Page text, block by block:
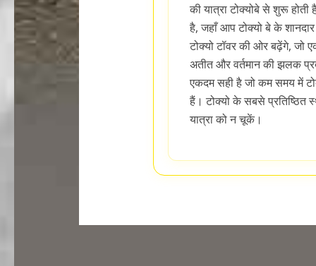
की यात्रा टोक्योबे से शुरू
है, जहाँ आप टोक्यो बे के
टोक्यो टॉवर की ओर बढ़ेंगे, जो
अतीत और वर्तमान की झलक
एकदम सही है जो कम समय में
हैं। टोक्यो के सबसे प्रतिष्ठित
यात्रा को न चूकें।